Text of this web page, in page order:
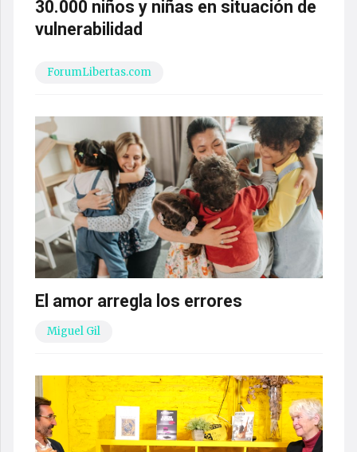
30.000 niños y niñas en situación de
vulnerabilidad
ForumLibertas.com
El amor arregla los errores
Miguel Gil